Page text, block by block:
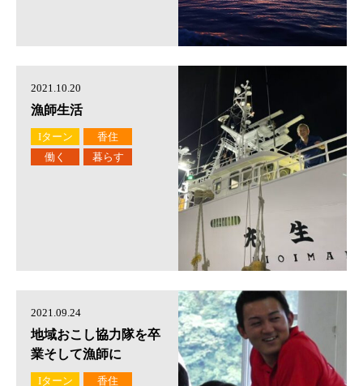
2021.10.20
漁師生活
Iターン
香住
働く
暮らす
2021.09.24
地域おこし協力隊を卒
業そして漁師に
Iターン
香住